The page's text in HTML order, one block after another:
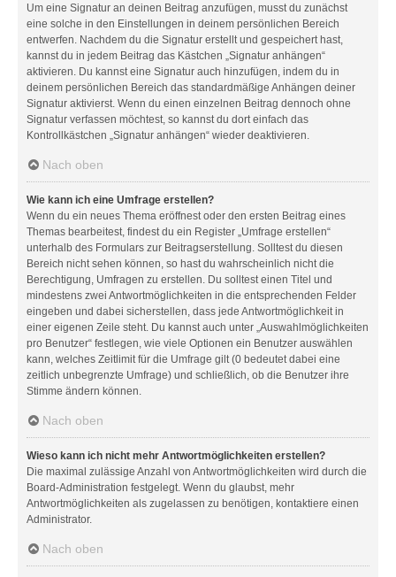
Um eine Signatur an deinen Beitrag anzufügen, musst du zunächst
eine solche in den Einstellungen in deinem persönlichen Bereich
entwerfen. Nachdem du die Signatur erstellt und gespeichert hast,
kannst du in jedem Beitrag das Kästchen „Signatur anhängen“
aktivieren. Du kannst eine Signatur auch hinzufügen, indem du in
deinem persönlichen Bereich das standardmäßige Anhängen deiner
Signatur aktivierst. Wenn du einen einzelnen Beitrag dennoch ohne
Signatur verfassen möchtest, so kannst du dort einfach das
Kontrollkästchen „Signatur anhängen“ wieder deaktivieren.
Nach oben
Wie kann ich eine Umfrage erstellen?
Wenn du ein neues Thema eröffnest oder den ersten Beitrag eines
Themas bearbeitest, findest du ein Register „Umfrage erstellen“
unterhalb des Formulars zur Beitragserstellung. Solltest du diesen
Bereich nicht sehen können, so hast du wahrscheinlich nicht die
Berechtigung, Umfragen zu erstellen. Du solltest einen Titel und
mindestens zwei Antwortmöglichkeiten in die entsprechenden Felder
eingeben und dabei sicherstellen, dass jede Antwortmöglichkeit in
einer eigenen Zeile steht. Du kannst auch unter „Auswahlmöglichkeiten
pro Benutzer“ festlegen, wie viele Optionen ein Benutzer auswählen
kann, welches Zeitlimit für die Umfrage gilt (0 bedeutet dabei eine
zeitlich unbegrenzte Umfrage) und schließlich, ob die Benutzer ihre
Stimme ändern können.
Nach oben
Wieso kann ich nicht mehr Antwortmöglichkeiten erstellen?
Die maximal zulässige Anzahl von Antwortmöglichkeiten wird durch die
Board-Administration festgelegt. Wenn du glaubst, mehr
Antwortmöglichkeiten als zugelassen zu benötigen, kontaktiere einen
Administrator.
Nach oben